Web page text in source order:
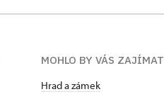
MOHLO BY VÁS ZAJÍMAT
Hrad a zámek